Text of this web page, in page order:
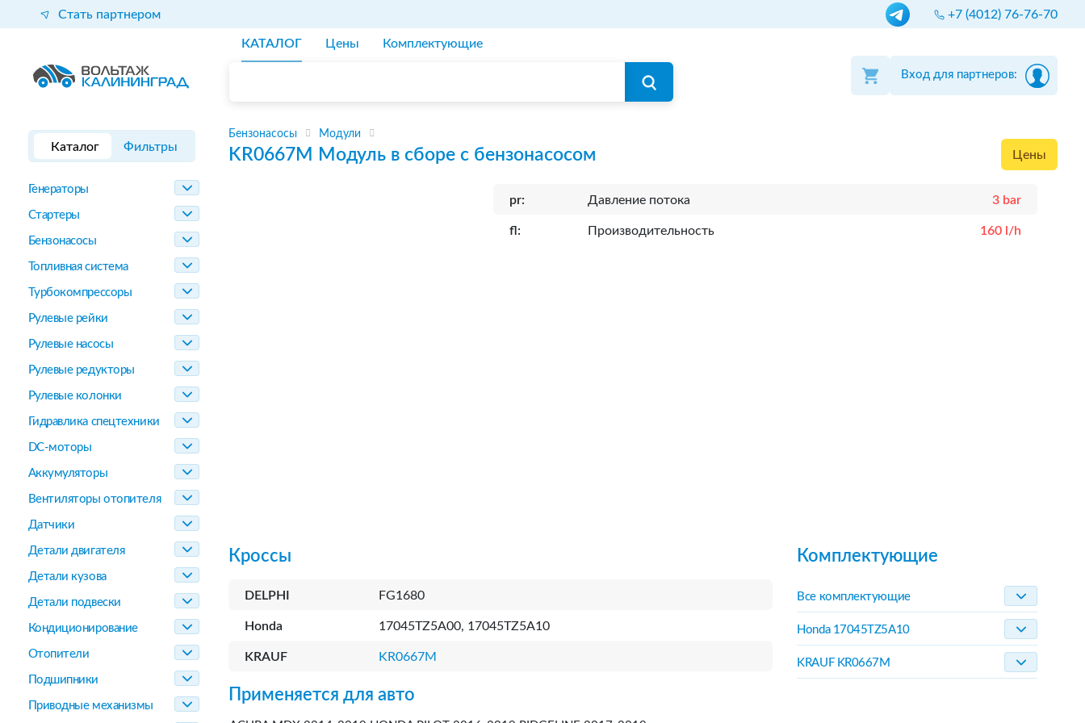
Стать партнером +7 (4012) 76-76-70
КАТАЛОГ Цены Комплектующие
Вход для партнеров:
Каталог Фильтры
Генераторы
Стартеры
Бензонасосы
Топливная система
Турбокомпрессоры
Рулевые рейки
Рулевые насосы
Рулевые редукторы
Рулевые колонки
Гидравлика спецтехники
DC-моторы
Аккумуляторы
Вентиляторы отопителя
Датчики
Детали двигателя
Детали кузова
Детали подвески
Кондиционирование
Отопители
Подшипники
Приводные механизмы
Бензонасосы Модули
KR0667M Модуль в сборе с бензонасосом Цены
pr: Давление потока 3 bar
fl: Производительность 160 l/h
Кроссы
DELPHI FG1680
Honda 17045TZ5A00, 17045TZ5A10
KRAUF KR0667M
Применяется для авто
Комплектующие
Все комплектующие
Honda 17045TZ5A10
KRAUF KR0667M